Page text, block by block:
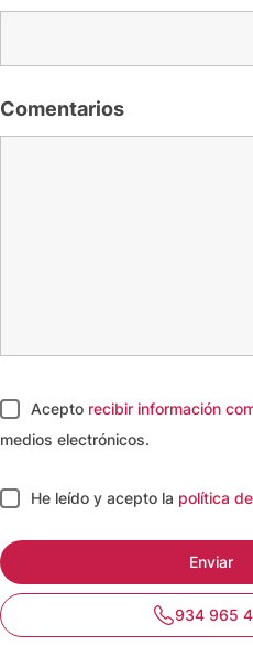
Comentarios
Acepto recibir información
medios electrónicos.
He leído y acepto la política
934 965